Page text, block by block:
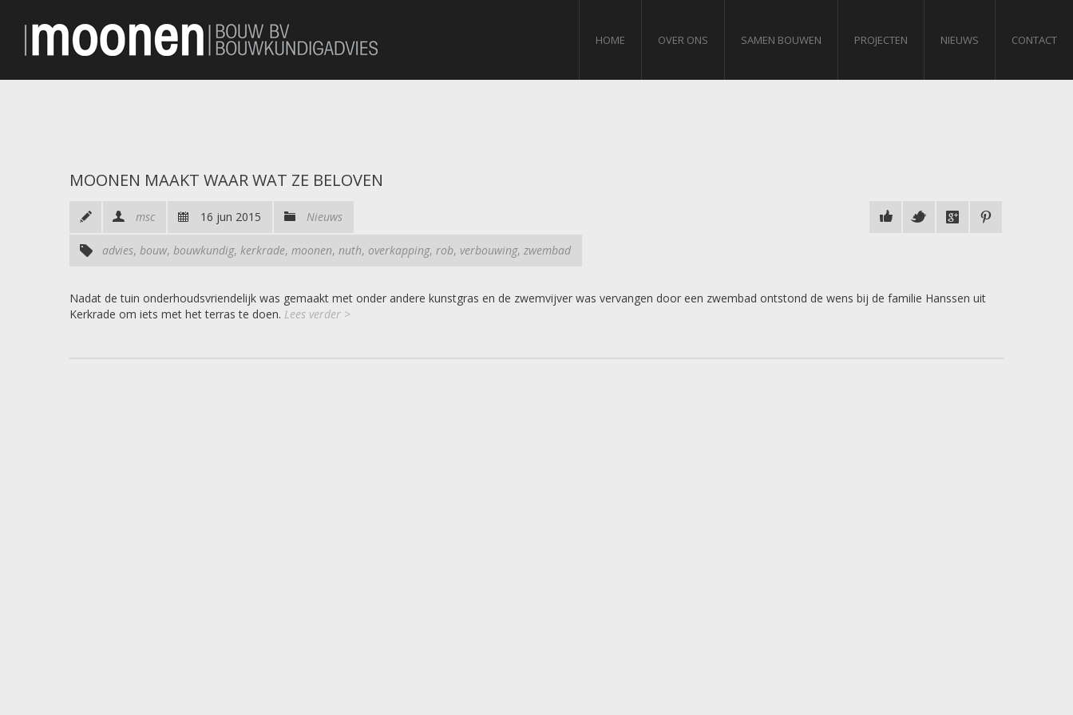
HOME OVER ONS SAMEN BOUWEN PROJECTEN NIEUWS CONTACT
MOONEN MAAKT WAAR WAT ZE BELOVEN
msc 16 jun 2015 Nieuws
advies, bouw, bouwkundig, kerkrade, moonen, nuth, overkapping, rob, verbouwing, zwembad
Nadat de tuin onderhoudsvriendelijk was gemaakt met onder andere kunstgras en de zwemvijver was vervangen door een zwembad ontstond de wens bij de familie Hanssen uit
Kerkrade om iets met het terras te doen. Lees verder >